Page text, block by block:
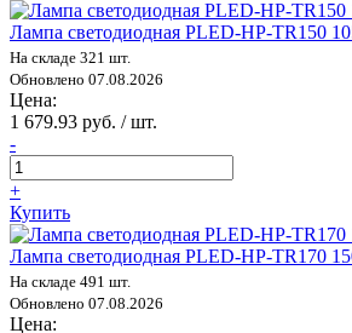
Лампа светодиодная PLED-HP-TR150
На складе 321 шт.
Обновлено 07.08.2026
Цена:
1 679.93 руб. / шт.
-
+
Купить
Лампа светодиодная PLED-HP-TR170
На складе 491 шт.
Обновлено 07.08.2026
Цена: